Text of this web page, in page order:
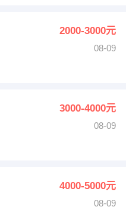
法律2000-3000元
08-09
3000-4000元
08-09
4000-5000元
08-09